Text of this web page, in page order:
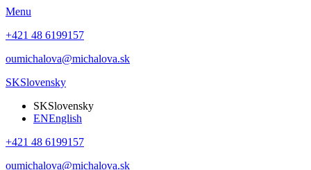
Menu
+421 48 6199157
oumichalova@michalova.sk
SKSlovensky
SKSlovensky
ENEnglish
+421 48 6199157
oumichalova@michalova.sk